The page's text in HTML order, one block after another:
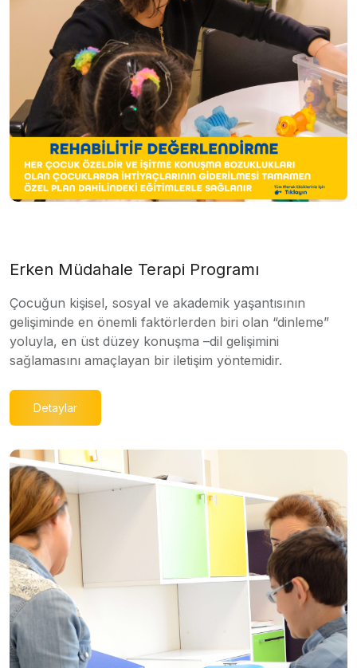
Erken Müdahale Terapi Programı
Çocuğun kişisel, sosyal ve akademik yaşantısının
gelişiminde en önemli faktörlerden biri olan “dinleme”
yoluyla, en üst düzey konuşma –dil gelişimini
sağlamasını amaçlayan bir iletişim yöntemidir.
Detaylar